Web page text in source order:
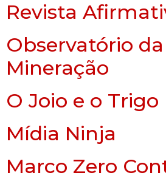
Revista
Observatório da
Mineração
O Joio e o Trigo
Mídia Ninja
Marco Zero